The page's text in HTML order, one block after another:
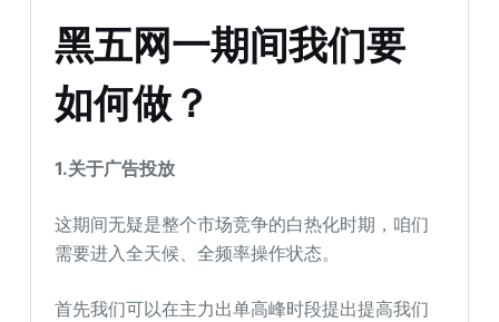
黑五网一期间我们要
如何做？
1.关于广告投放
这期间无疑是整个市场竞争的白热化时期，咱们
需要进入全天候、全频率操作状态。
首先我们可以在主力出单高峰时段提出提高我们